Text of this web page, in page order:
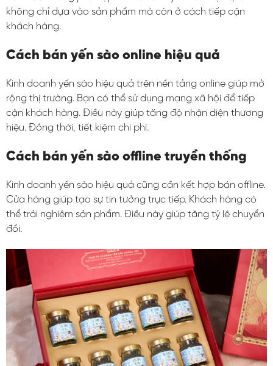
không chỉ dựa vào sản phẩm mà còn ở cách tiếp cận
khách hàng.
Cách bán yến sào online hiệu quả
Kinh doanh yến sào hiệu quả trên nền tảng online giúp mở
rộng thị trường. Bạn có thể sử dụng mạng xã hội để tiếp
cận khách hàng. Điều này giúp tăng độ nhận diện thương
hiệu. Đồng thời, tiết kiệm chi phí.
Cách bán yến sào offline truyền thống
Kinh doanh yến sào hiệu quả cũng cần kết hợp bán offline.
Cửa hàng giúp tạo sự tin tưởng trực tiếp. Khách hàng có
thể trải nghiệm sản phẩm. Điều này giúp tăng tỷ lệ chuyển
đổi.